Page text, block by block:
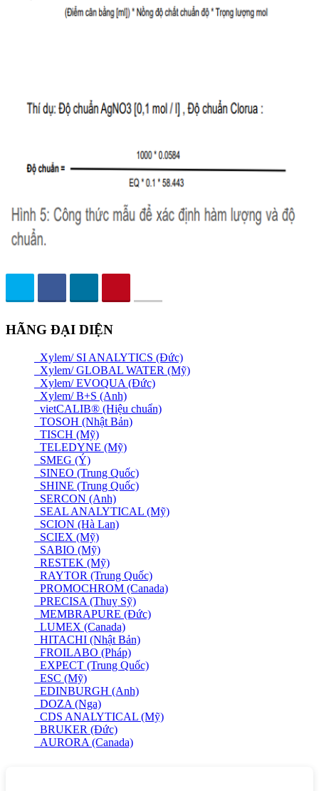
HÃNG ĐẠI DIỆN
Xylem/ SI ANALYTICS (Đức)
Xylem/ GLOBAL WATER (Mỹ)
Xylem/ EVOQUA (Đức)
Xylem/ B+S (Anh)
vietCALIB® (Hiệu chuẩn)
TOSOH (Nhật Bản)
TISCH (Mỹ)
TELEDYNE (Mỹ)
SMEG (Ý)
SINEO (Trung Quốc)
SHINE (Trung Quốc)
SERCON (Anh)
SEAL ANALYTICAL (Mỹ)
SCION (Hà Lan)
SCIEX (Mỹ)
SABIO (Mỹ)
RESTEK (Mỹ)
RAYTOR (Trung Quốc)
PROMOCHROM (Canada)
PRECISA (Thuỵ Sỹ)
MEMBRAPURE (Đức)
LUMEX (Canada)
HITACHI (Nhật Bản)
FROILABO (Pháp)
EXPECT (Trung Quốc)
ESC (Mỹ)
EDINBURGH (Anh)
DOZA (Nga)
CDS ANALYTICAL (Mỹ)
BRUKER (Đức)
AURORA (Canada)